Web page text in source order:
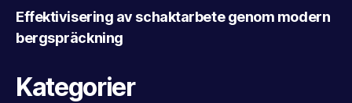
Effektivisering av schaktarbete genom modern
bergspräckning
Kategorier